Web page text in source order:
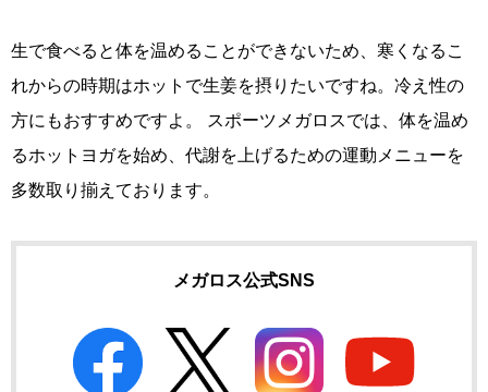
生で食べると体を温めることができないため、寒くなるこ
れからの時期はホットで生姜を摂りたいですね。冷え性の
方にもおすすめですよ。 スポーツメガロスでは、体を温め
るホットヨガを始め、代謝を上げるための運動メニューを
多数取り揃えております。
メガロス公式SNS